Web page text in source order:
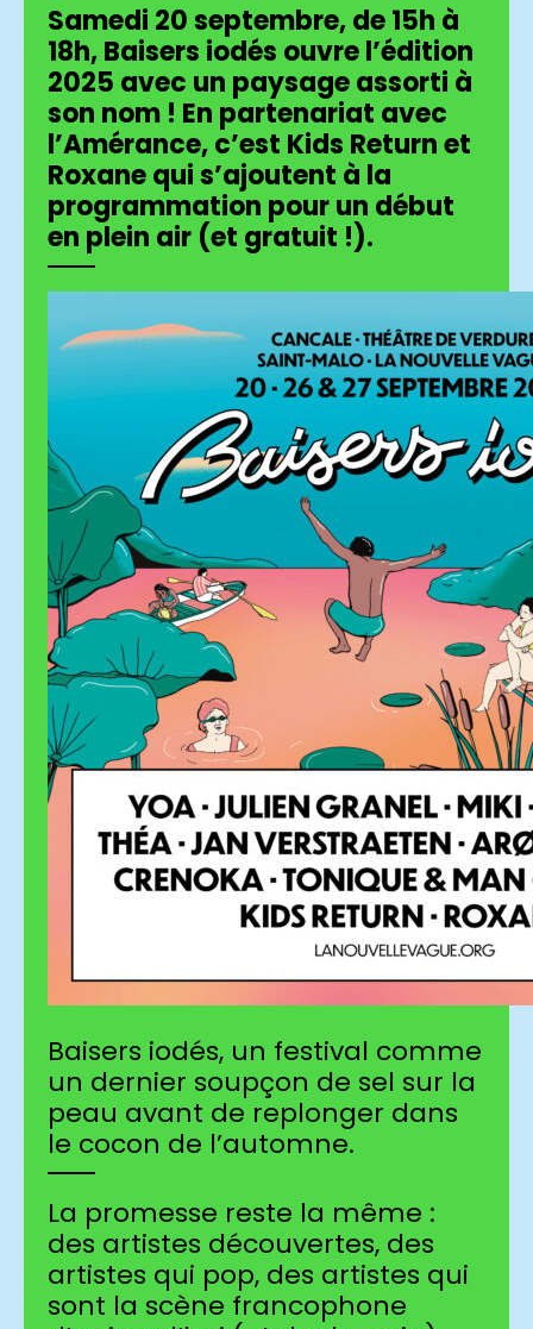
Samedi 20 septembre, de 15h à
18h, Baisers iodés ouvre l’édition
2025 avec un paysage assorti à
son nom ! En partenariat avec
l’Amérance, c’est Kids Return et
Roxane qui s’ajoutent à la
programmation pour un début
en plein air (et gratuit !).
Baisers iodés, un festival comme
un dernier soupçon de sel sur la
peau avant de replonger dans
le cocon de l’automne.
La promesse reste la même :
des artistes découvertes, des
artistes qui pop, des artistes qui
sont la scène francophone